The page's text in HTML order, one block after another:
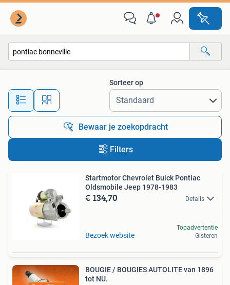
Alle afstanden…
Sorteer op
Bewaar je zoekopdracht
Filters
Startmotor Chevrolet Buick Pontiac
Oldsmobile Jeep 1978-1983
€ 134,70 Details
Bezoek website
Topadvertentie
Gisteren
BOUGIE / BOUGIES AUTOLITE van 1896
tot NU.